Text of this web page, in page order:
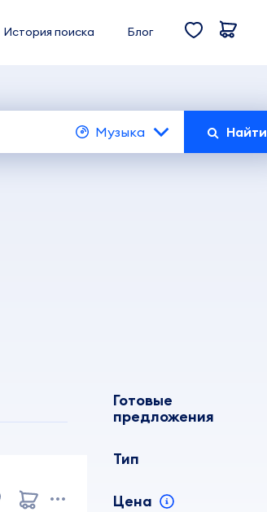
История поиска Блог
Музыка Найти
Готовые
предложения
Тип
Цена